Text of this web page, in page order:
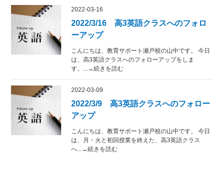
2022-03-16
2022/3/16 高3英語クラスへのフォロ
ーアップ
こんにちは、教育サポート瀬戸校の山中です。 今日
は、高3英語クラスへのフォローアップをしま
す。...→続きを読む
2022-03-09
2022/3/9 高3英語クラスへのフォロー
アップ
こんにちは、教育サポート瀬戸校の山中です。 今日
は、月・火と初回授業を終えた、高3英語クラス
へ...→続きを読む